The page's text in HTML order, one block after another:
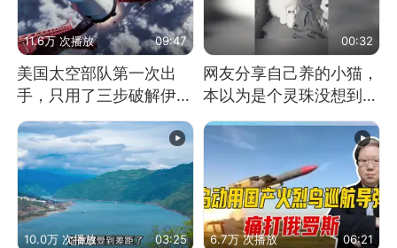
11.6万 次播放 09:47
美国太空部队第一次出
手，只用了三步破解伊朗
防空
00:32
网友分享自己养的小猫，
本以为是个灵珠没想到是
魔丸
10.0万 次播放 03:25 6.7万 次播放 06:21